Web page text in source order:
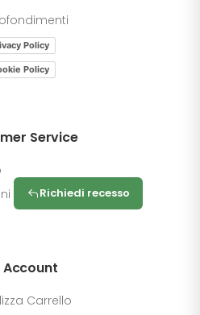
Policy
Policy
Service
Richiedi recesso
Account
Carrello